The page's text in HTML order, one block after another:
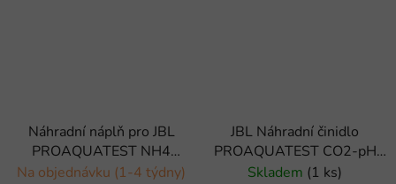
Náhradní náplň pro JBL
PROAQUATEST NH4
amonium
Na objednávku (1-4 týdny)
JBL Náhradní činidlo
PROAQUATEST CO2-pH
Permanent REFILL
Skladem (1 ks)